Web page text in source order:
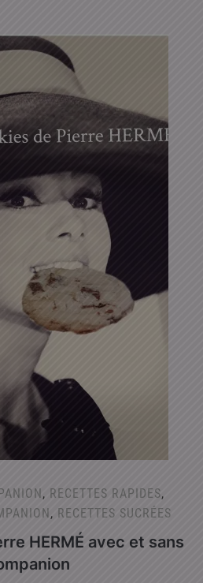
, RECETTES RAPIDES,
, RECETTES SUCRÉES
HERMÉ avec et sans